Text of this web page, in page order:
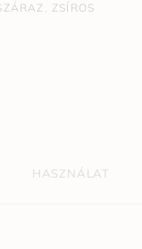
, ZSÍROS
HASZNÁLAT